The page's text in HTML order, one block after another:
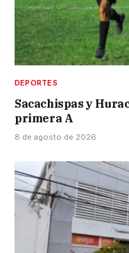
DEPORTES
Sacachispas y
primera A
8 de agosto de 2026